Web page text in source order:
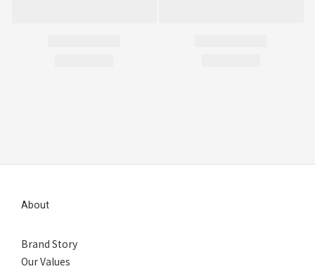
About
Brand Story
Our Values